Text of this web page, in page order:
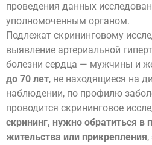
проведения данных
уполномоченным органом.
Подлежат скрининговому
выявление артериальной
болезни сердца — мужчины и
до 70 лет, не находящиеся на
наблюдении, по профилю
проводится скрининговое
скрининг, нужно обратиться в
жительства или прикрепления